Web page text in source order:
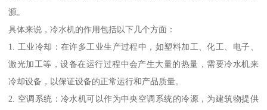
源。
具体来说，冷水机的作用包括以下几个方面：
1. 工业冷却：在许多工业生产过程中，如塑料加工、化工、电子、
激光加工等，设备在运行过程中会产生大量的热量，需要冷水机来
冷却设备，以保证设备的正常运行和产品质量。
2. 空调系统：冷水机可以作为中央空调系统的冷源，为建筑物提供